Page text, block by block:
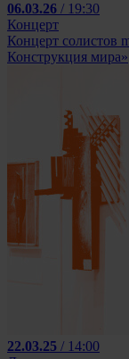
06.03.26 / 19:30
Концерт
Концерт солистов
Конструкция мира»
22.03.25 / 14:00